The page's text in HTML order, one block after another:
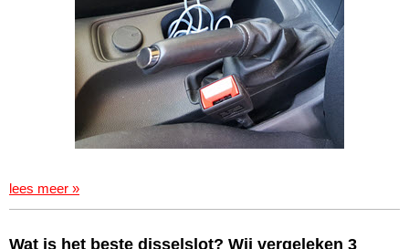
lees meer »
Wat is het beste disselslot? Wij vergeleken 3